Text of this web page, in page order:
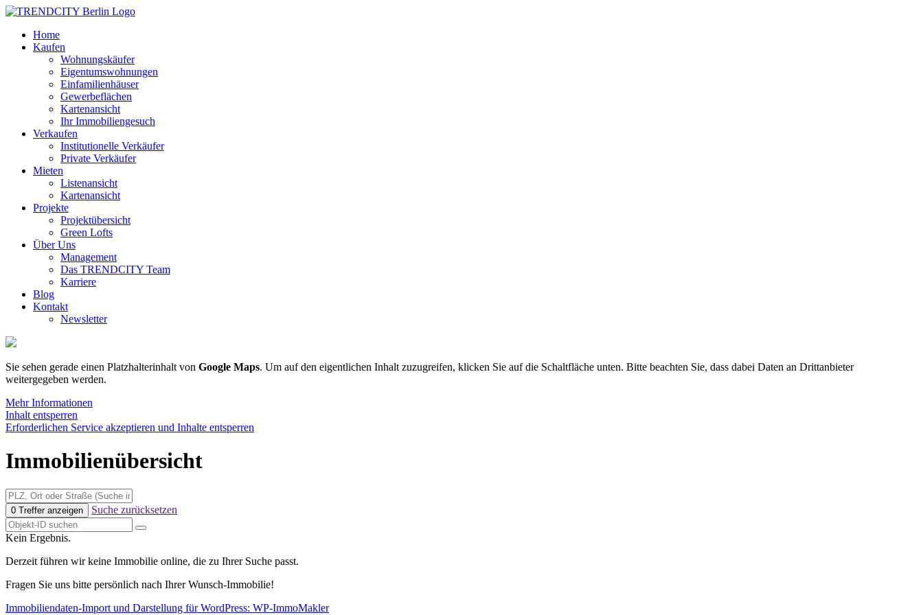
Home
Kaufen
Wohnungskäufer
Eigentumswohnungen
Einfamilienhäuser
Gewerbeflächen
Kartenansicht
Ihr Immobiliengesuch
Verkaufen
Institutionelle Verkäufer
Private Verkäufer
Mieten
Listenansicht
Kartenansicht
Projekte
Projektübersicht
Green Lofts
Über Uns
Management
Das TRENDCITY Team
Karriere
Blog
Kontakt
Newsletter
Sie sehen gerade einen Platzhalterinhalt von Google Maps. Um auf den eigentlichen Inhalt zuzugreifen, klicken Sie auf die Schaltfläche unten. Bitte beachten Sie, dass dabei Daten an Drittanbieter
weitergegeben werden.
Mehr Informationen
Inhalt entsperren
Erforderlichen Service akzeptieren und Inhalte entsperren
Immobilienübersicht
0 Treffer anzeigen Suche zurücksetzen
Kein Ergebnis.
Derzeit führen wir keine Immobilie online, die zu Ihrer Suche passt.
Fragen Sie uns bitte persönlich nach Ihrer Wunsch-Immobilie!
Immobiliendaten-Import und Darstellung für WordPress: WP-ImmoMakler